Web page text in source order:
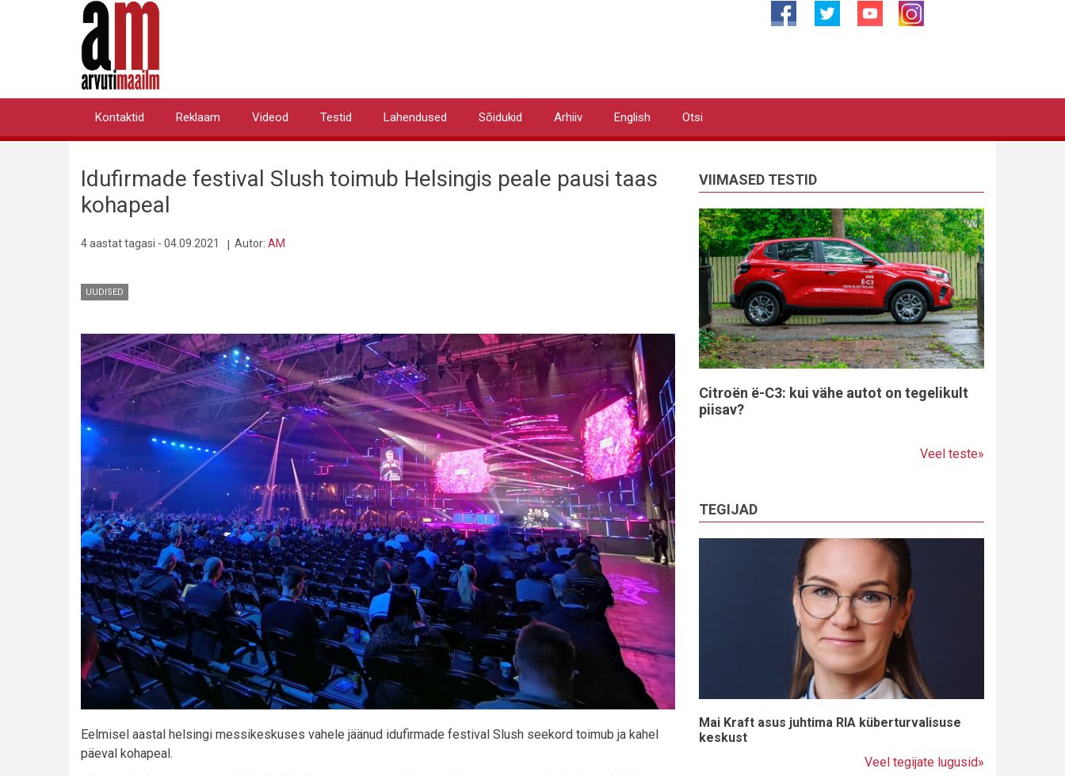
Primary
Kontaktid Reklaam Videod Testid Lahendused Sõidukid Arhiiv English Otsi
Idufirmade festival Slush toimub Helsingis peale pausi taas
kohapeal
4 aastat tagasi - 04.09.2021 Autor: AM
UUDISED
Pilt
Eelmisel aastal helsingi messikeskuses vahele jäänud idufirmade festival Slush seekord toimub ja kahel
päeval kohapeal.
VIIMASED TESTID
Citroën ë-C3: kui vähe autot on tegelikult
piisav?
Veel teste»
TEGIJAD
Mai Kraft asus juhtima RIA küberturvalisuse
keskust
Veel tegijate lugusid»